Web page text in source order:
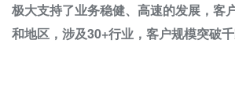
极大支持了业务稳健、高速的发展，客
和地区，涉及30+行业，客户规模突破千